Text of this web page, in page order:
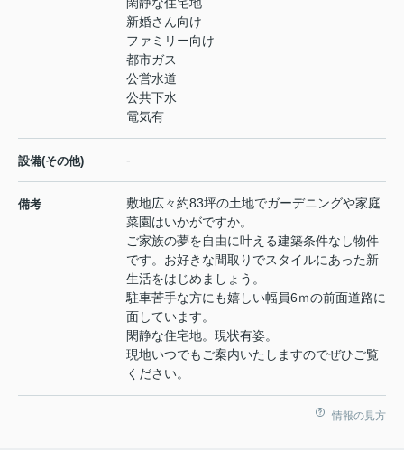
新婚さん向け
ファミリー向け
都市ガス
公営水道
公共下水
電気有
設備(その他) -
備考
敷地広々約83坪の土地でガーデニングや家庭
菜園はいかがですか。
ご家族の夢を自由に叶える建築条件なし物件
です。お好きな間取りでスタイルにあった新
生活をはじめましょう。
駐車苦手な方にも嬉しい幅員6ｍの前面道路に
面しています。
閑静な住宅地。現状有姿。
現地いつでもご案内いたしますのでぜひご覧
ください。
情報の見方